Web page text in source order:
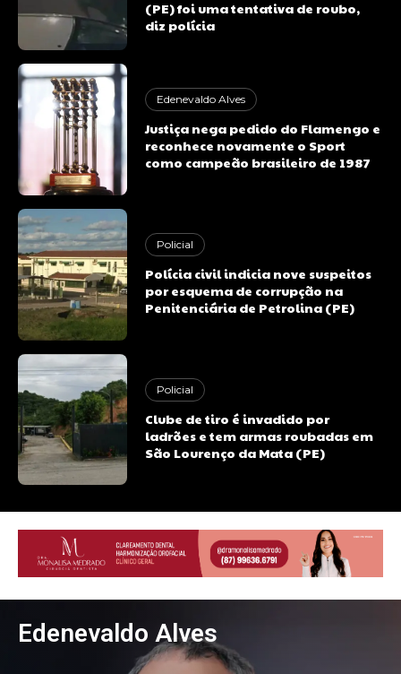
(PE) foi uma tentativa de roubo,
diz polícia
Edenevaldo Alves
Justiça nega pedido do Flamengo e
reconhece novamente o Sport
como campeão brasileiro de 1987
Policial
Polícia civil indicia nove suspeitos
por esquema de corrupção na
Penitenciária de Petrolina (PE)
Policial
Clube de tiro é invadido por
ladrões e tem armas roubadas em
São Lourenço da Mata (PE)
Edenevaldo Alves